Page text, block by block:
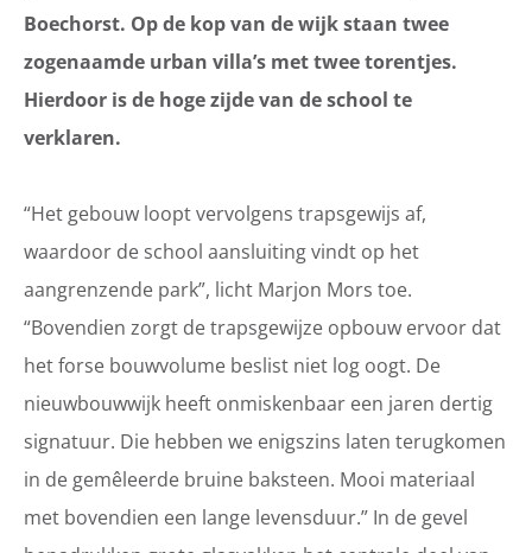
Boechorst. Op de kop van de wijk staan twee
zogenaamde urban villa’s met twee torentjes.
Hierdoor is de hoge zijde van de school te
verklaren.
“Het gebouw loopt vervolgens trapsgewijs af,
waardoor de school aansluiting vindt op het
aangrenzende park”, licht Marjon Mors toe.
“Bovendien zorgt de trapsgewijze opbouw ervoor dat
het forse bouwvolume beslist niet log oogt. De
nieuwbouwwijk heeft onmiskenbaar een jaren dertig
signatuur. Die hebben we enigszins laten terugkomen
in de gemêleerde bruine baksteen. Mooi materiaal
met bovendien een lange levensduur.” In de gevel